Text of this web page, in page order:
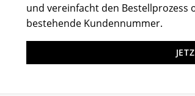
und vereinfacht den Bestellprozess
bestehende Kundennummer.